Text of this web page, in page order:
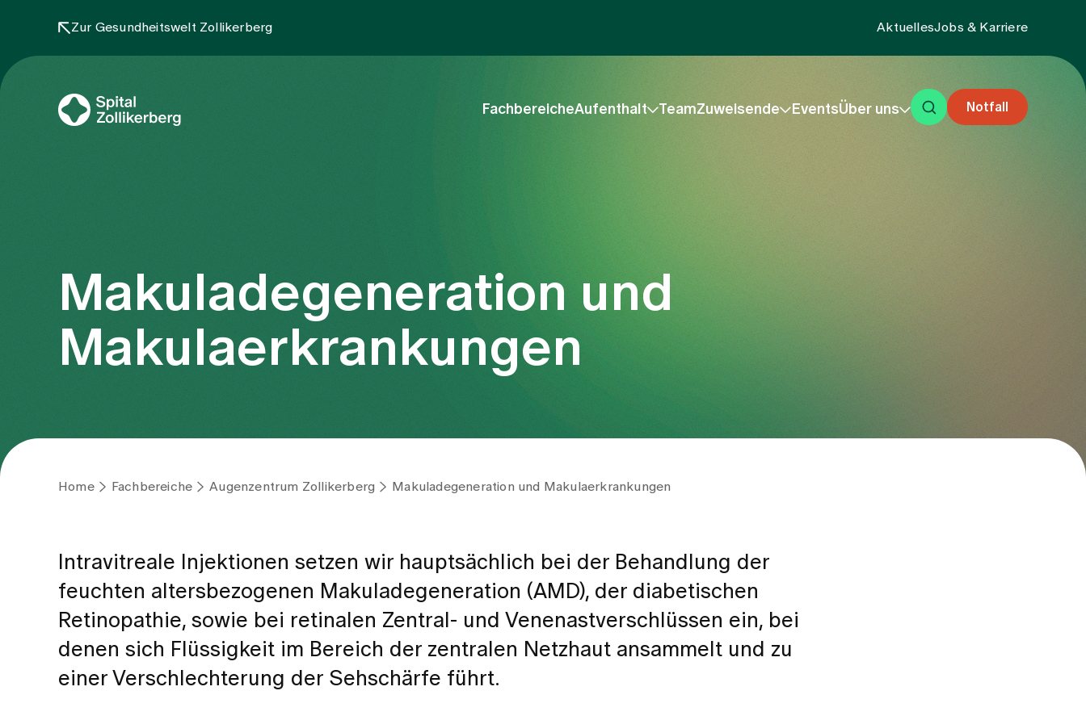
Zur Gesundheitswelt Zollikerberg AktuellesJobs & Karriere
FachbereicheAufenthalt TeamZuweisende EventsÜber uns Notfall
Makuladegeneration und
Makulaerkrankungen
Home Fachbereiche Augenzentrum Zollikerberg Makuladegeneration und Makulaerkrankungen
Intravitreale Injektionen setzen wir hauptsächlich bei der Behandlung der
feuchten altersbezogenen Makuladegeneration (AMD), der diabetischen
Retinopathie, sowie bei retinalen Zentral- und Venenastverschlüssen ein, bei
denen sich Flüssigkeit im Bereich der zentralen Netzhaut ansammelt und zu
einer Verschlechterung der Sehschärfe führt.